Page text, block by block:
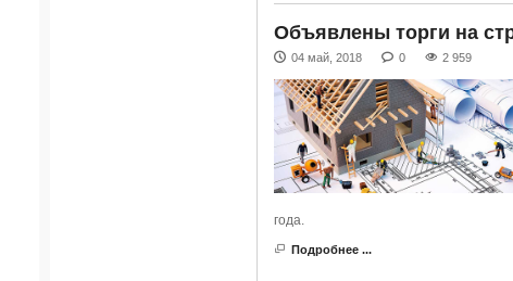
Объявлены торги на
04 май, 2018 0 2 959
года.
Подробнее ...